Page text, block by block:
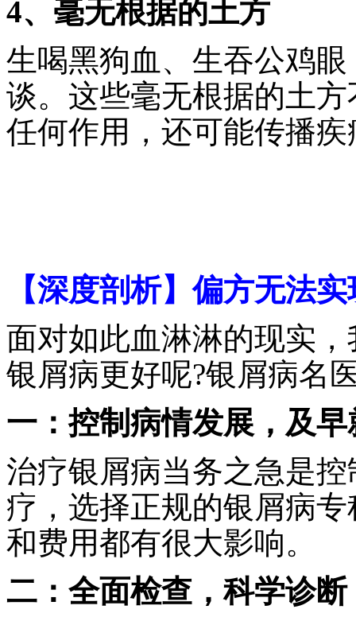
4、毫无根据的土方
生喝黑狗血、生吞公鸡
谈。这些毫无根据的土
任何作用，还可能传播疾
【深度剖析】偏方无法
面对如此血淋淋的现实
银屑病更好呢?银屑病名
一：控制病情发展，及早
治疗银屑病当务之急是
疗，选择正规的银屑病
和费用都有很大影响。
二：全面检查，科学诊断